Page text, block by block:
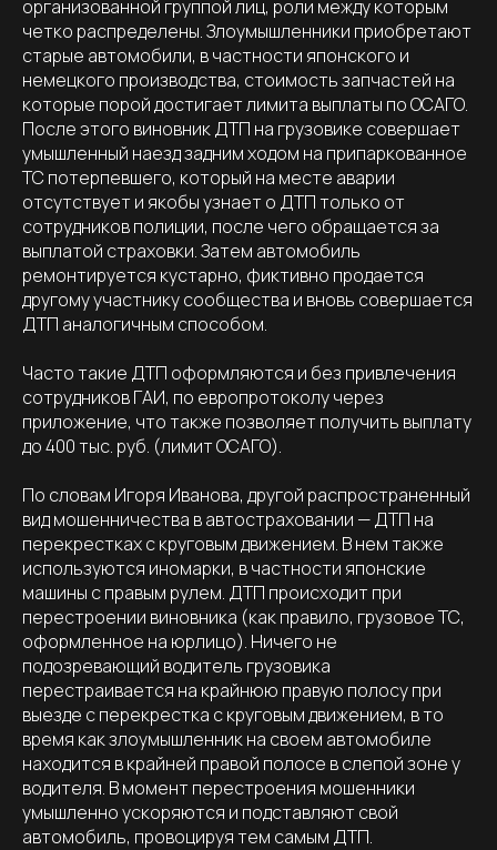
организованной группой лиц, роли между которым
четко распределены. Злоумышленники приобретают
старые автомобили, в частности японского и
немецкого производства, стоимость запчастей на
которые порой достигает лимита выплаты по ОСАГО.
После этого виновник ДТП на грузовике совершает
умышленный наезд задним ходом на припаркованное
ТС потерпевшего, который на месте аварии
отсутствует и якобы узнает о ДТП только от
сотрудников полиции, после чего обращается за
выплатой страховки. Затем автомобиль
ремонтируется кустарно, фиктивно продается
другому участнику сообщества и вновь совершается
ДТП аналогичным способом.
Часто такие ДТП оформляются и без привлечения
сотрудников ГАИ, по европротоколу через
приложение, что также позволяет получить выплату
до 400 тыс. руб. (лимит ОСАГО).
По словам Игоря Иванова, другой распространенный
вид мошенничества в автостраховании — ДТП на
перекрестках с круговым движением. В нем также
используются иномарки, в частности японские
машины с правым рулем. ДТП происходит при
перестроении виновника (как правило, грузовое ТС,
оформленное на юрлицо). Ничего не
подозревающий водитель грузовика
перестраивается на крайнюю правую полосу при
выезде с перекрестка с круговым движением, в то
время как злоумышленник на своем автомобиле
находится в крайней правой полосе в слепой зоне у
водителя. В момент перестроения мошенники
умышленно ускоряются и подставляют свой
автомобиль, провоцируя тем самым ДТП.